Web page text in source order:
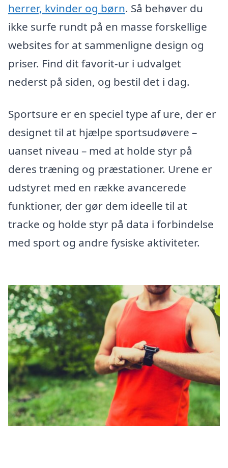
herrer, kvinder og børn. Så behøver du
ikke surfe rundt på en masse forskellige
websites for at sammenligne design og
priser. Find dit favorit-ur i udvalget
nederst på siden, og bestil det i dag.
Sportsure er en speciel type af ure, der er
designet til at hjælpe sportsudøvere –
uanset niveau – med at holde styr på
deres træning og præstationer. Urene er
udstyret med en række avancerede
funktioner, der gør dem ideelle til at
tracke og holde styr på data i forbindelse
med sport og andre fysiske aktiviteter.